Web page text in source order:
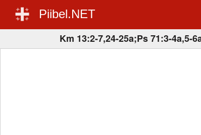
Piibel.NET
Km 13:2-7,24-25a;Ps 71:3-4a,5-